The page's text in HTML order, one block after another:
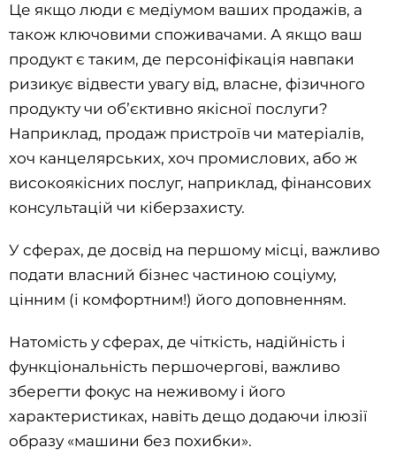
redirect
Це якщо люди є медіумом ваших продажів, а
також ключовими споживачами. А якщо ваш
продукт є таким, де персоніфікація навпаки
ризикує відвести увагу від, власне, фізичного
продукту чи обʼєктивно якісної послуги?
Наприклад, продаж пристроїв чи матеріалів,
хоч канцелярських, хоч промислових, або ж
високоякісних послуг, наприклад, фінансових
консультацій чи кіберзахисту.
У сферах, де досвід на першому місці, важливо
подати власний бізнес частиною соціуму,
цінним (і комфортним!) його доповненням.
Натомість у сферах, де чіткість, надійність і
функціональність першочергові, важливо
зберегти фокус на неживому і його
характеристиках, навіть дещо додаючи ілюзії
образу «машини без похибки».